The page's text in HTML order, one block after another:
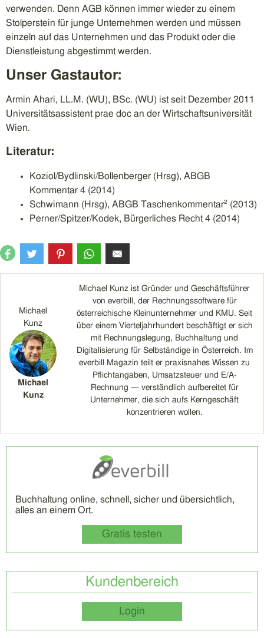
verwenden. Denn AGB können immer wieder zu einem
Stolperstein für junge Unternehmen werden und müssen
einzeln auf das Unternehmen und das Produkt oder die
Dienstleistung abgestimmt werden.
Unser Gastautor:
Armin Ahari, LL.M. (WU), BSc. (WU) ist seit Dezember 2011
Universitätsassistent prae doc an der Wirtschaftsuniversität
Wien.
Literatur:
Koziol/Bydlinski/Bollenberger (Hrsg), ABGB
Kommentar 4 (2014)
Schwimann (Hrsg), ABGB Taschenkommentar² (2013)
Perner/Spitzer/Kodek, Bürgerliches Recht 4 (2014)
Michael
Kunz
Michael
Kunz
Michael Kunz ist Gründer und Geschäftsführer
von everbill, der Rechnungssoftware für
österreichische Kleinunternehmer und KMU. Seit
über einem Vierteljahrhundert beschäftigt er sich
mit Rechnungslegung, Buchhaltung und
Digitalisierung für Selbständige in Österreich. Im
everbill Magazin teilt er praxisnahes Wissen zu
Pflichtangaben, Umsatzsteuer und E/A-
Rechnung — verständlich aufbereitet für
Unternehmer, die sich aufs Kerngeschäft
konzentrieren wollen.
Buchhaltung online, schnell, sicher und übersichtlich,
alles an einem Ort.
Gratis testen
Kundenbereich
Login